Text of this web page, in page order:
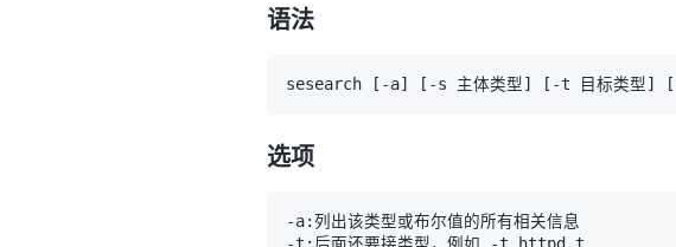
语法
sesearch [ -a] [ -s 主体类型] [ -t 目标类型] [
选项